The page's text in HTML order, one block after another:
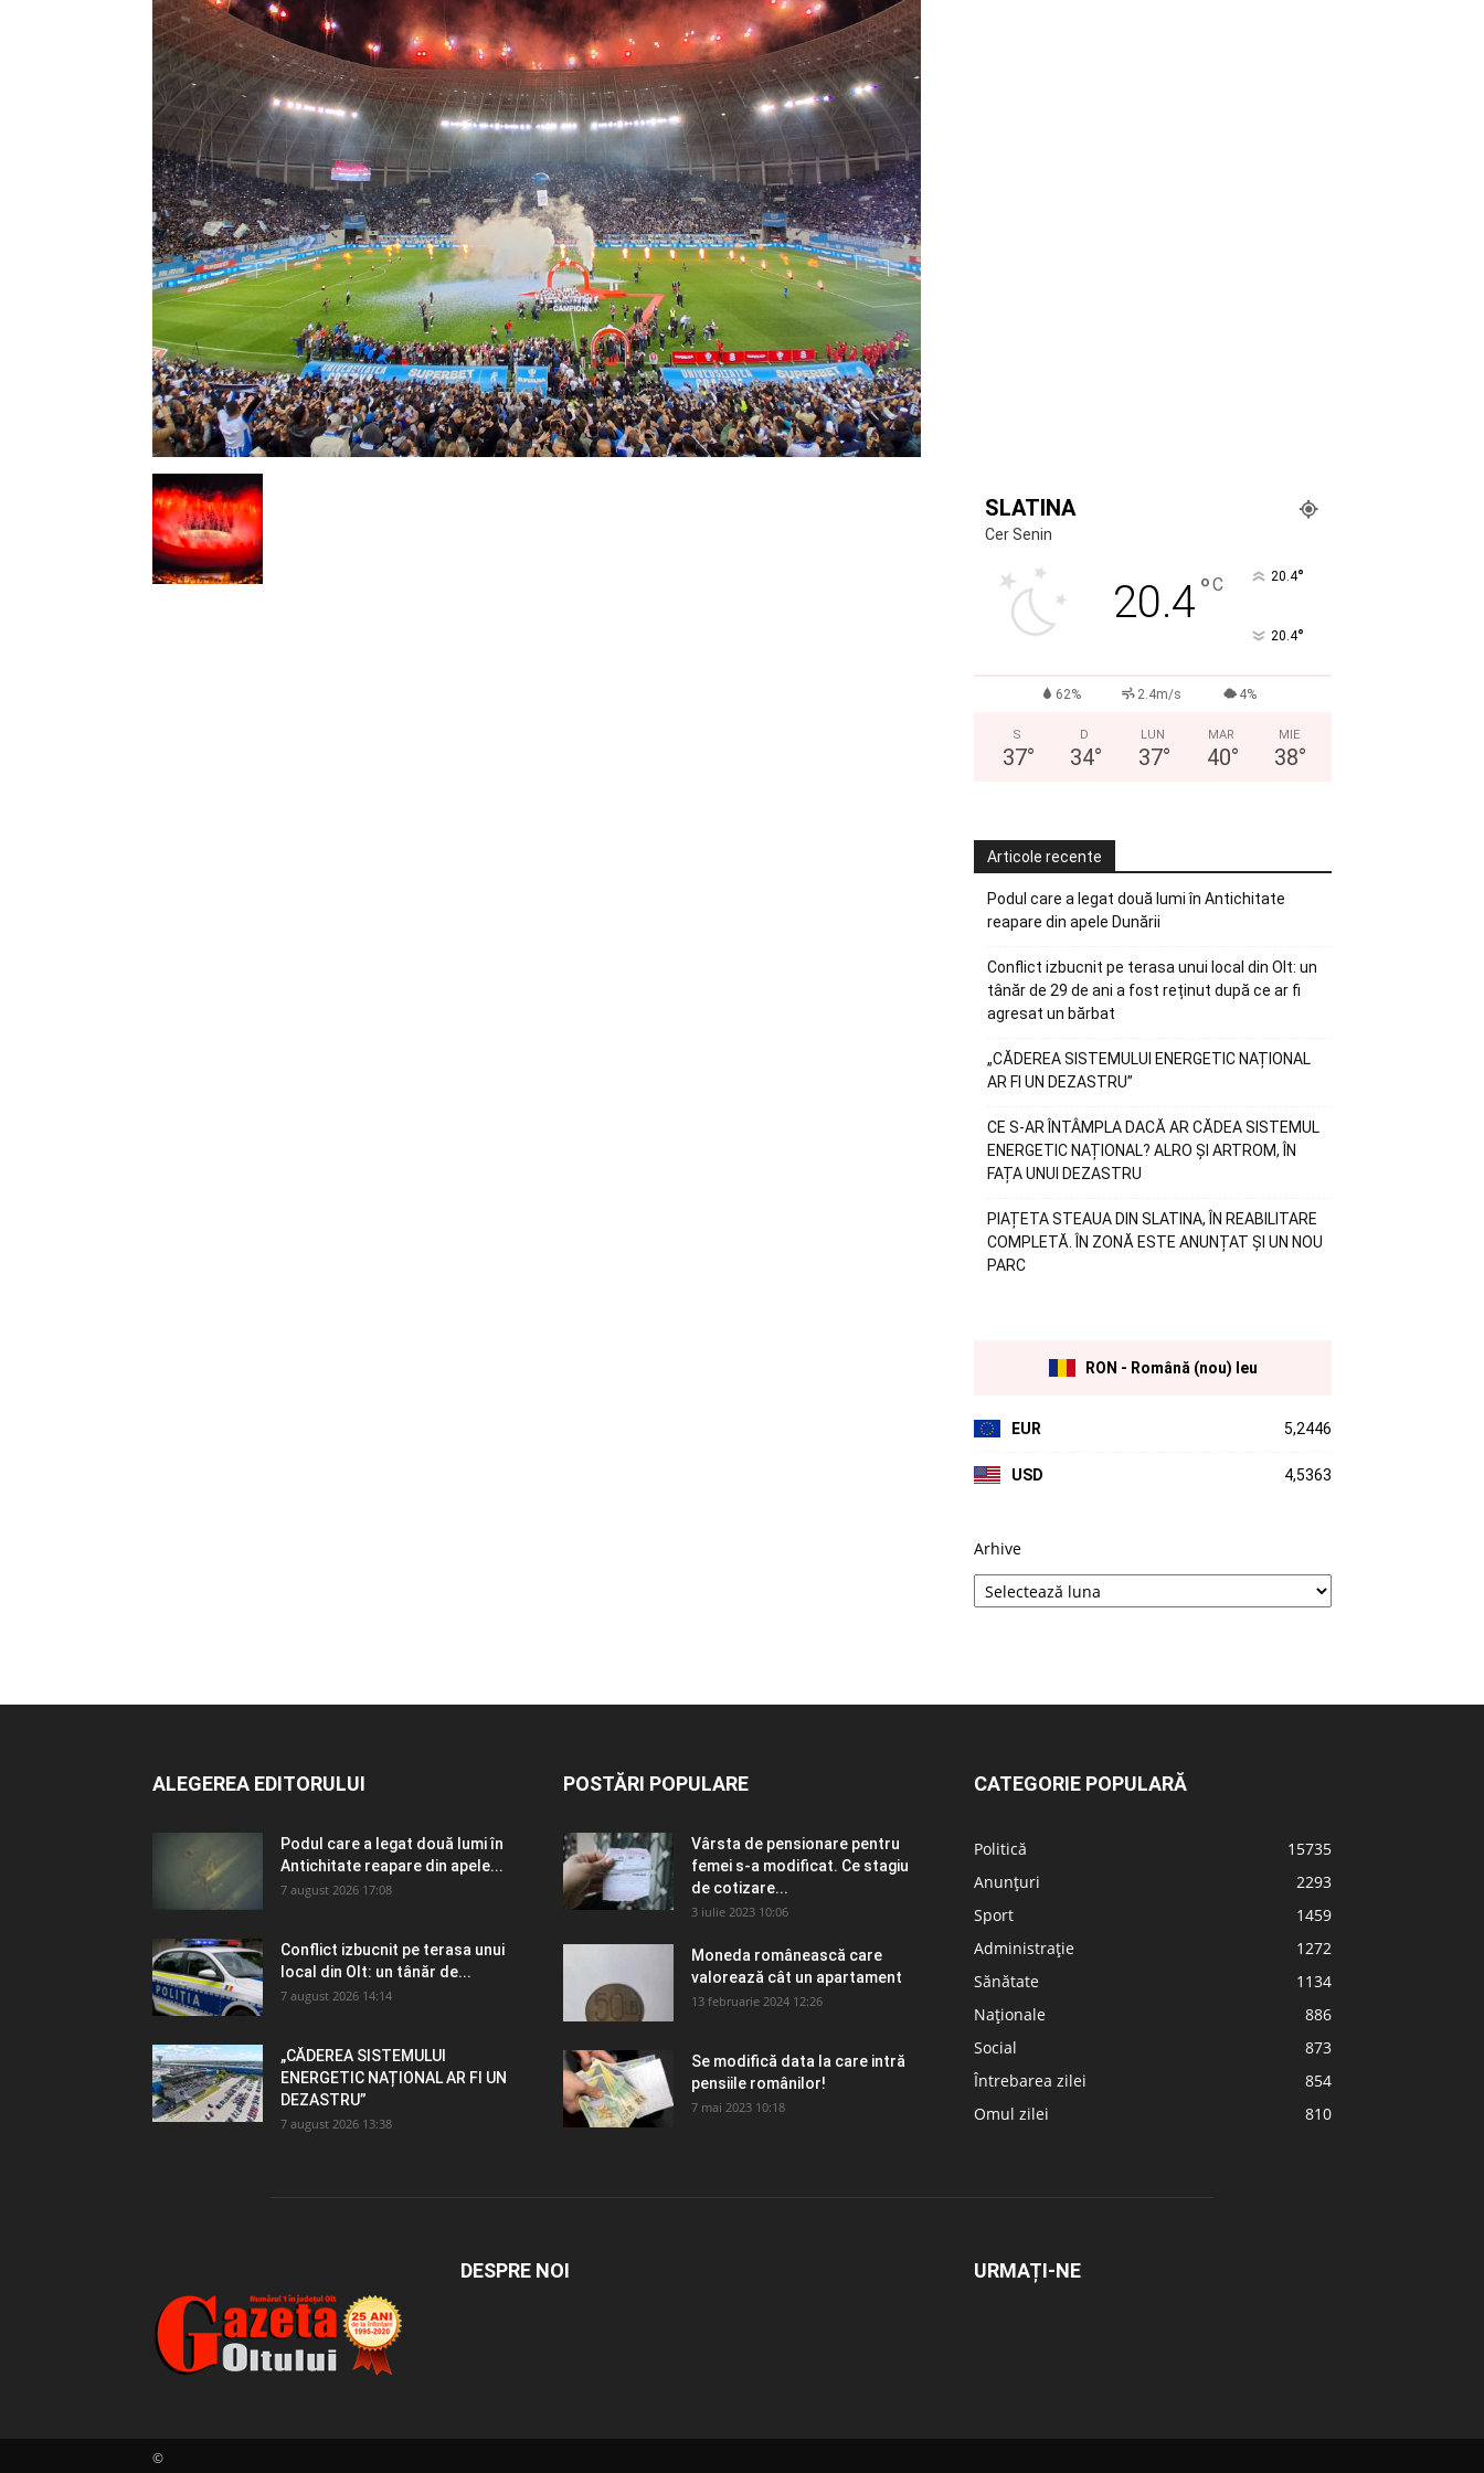
SLATINA
Cer Senin
20.4°C 20.4°
20.4°
62% 2.4m/s 4%
S
37°
D
34°
LUN
37°
MAR
40°
MIE
38°
Articole recente
Podul care a legat două lumi în Antichitate
reapare din apele Dunării
Conflict izbucnit pe terasa unui local din Olt: un
tânăr de 29 de ani a fost reținut după ce ar fi
agresat un bărbat
„CĂDEREA SISTEMULUI ENERGETIC NAȚIONAL
AR FI UN DEZASTRU”
CE S-AR ÎNTÂMPLA DACĂ AR CĂDEA SISTEMUL
ENERGETIC NAȚIONAL? ALRO ȘI ARTROM, ÎN
FAȚA UNUI DEZASTRU
PIAȚETA STEAUA DIN SLATINA, ÎN REABILITARE
COMPLETĂ. ÎN ZONĂ ESTE ANUNȚAT ȘI UN NOU
PARC
RON - Română (nou) leu
EUR 5,2446
USD 4,5363
Arhive
ALEGEREA EDITORULUI
Podul care a legat două lumi în
Antichitate reapare din apele...
7 august 2026 17:08
Conflict izbucnit pe terasa unui
local din Olt: un tânăr de...
7 august 2026 14:14
„CĂDEREA SISTEMULUI
ENERGETIC NAȚIONAL AR FI UN
DEZASTRU”
7 august 2026 13:38
POSTĂRI POPULARE
Vârsta de pensionare pentru
femei s-a modificat. Ce stagiu
de cotizare...
3 iulie 2023 10:06
Moneda românească care
valorează cât un apartament
13 februarie 2024 12:26
Se modifică data la care intră
pensiile românilor!
7 mai 2023 10:18
CATEGORIE POPULARĂ
Politică
15735
Anunțuri
2293
Sport
1459
Administrație
1272
Sănătate
1134
Naționale
886
Social
873
Întrebarea zilei
854
Omul zilei
810
DESPRE NOI URMAȚI-NE
©